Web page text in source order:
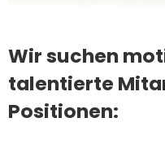
Wir suchen
talentierte
Positionen: